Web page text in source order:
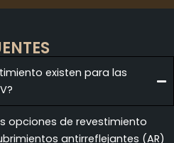
existen para las
opciones de revestimiento
antirreflejantes (AR)